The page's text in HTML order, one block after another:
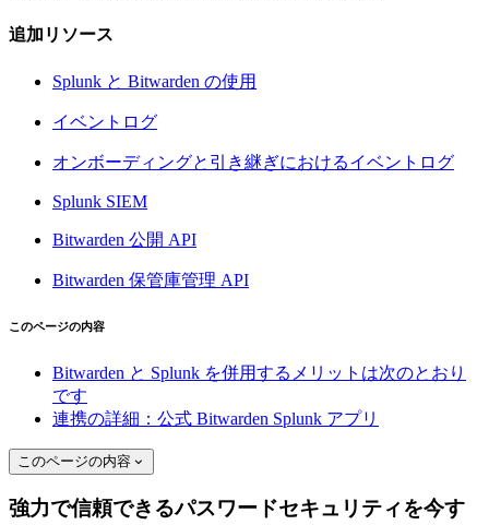
追加リソース
Splunk と Bitwarden の使用
イベントログ
オンボーディングと引き継ぎにおけるイベントログ
Splunk SIEM
Bitwarden 公開 API
Bitwarden 保管庫管理 API
このページの内容
Bitwarden と Splunk を併用するメリットは次のとおり
です
連携の詳細：公式 Bitwarden Splunk アプリ
このページの内容
強力で信頼できるパスワードセキュリティを今す